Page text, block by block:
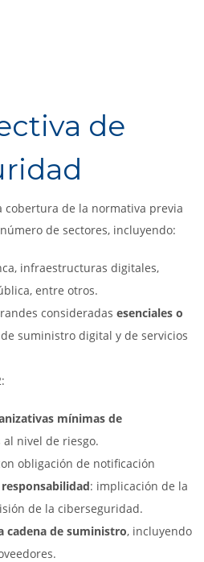
de
cobertura de la normativa previa
de sectores, incluyendo:
infraestructuras digitales,
entre otros.
consideradas esenciales o
suministro digital y de servicios
mínimas de
al nivel de riesgo.
obligación de notificación
: implicación de la
de la ciberseguridad.
cadena de suministro, incluyendo